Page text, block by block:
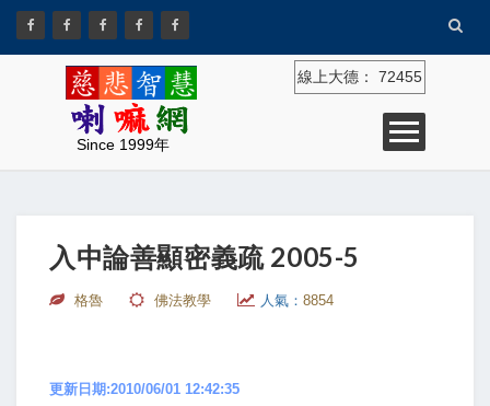
Since 1999年
線上大德： 72455
入中論善顯密義疏 2005-5
格魯 佛法教學 人氣： 8854
更新日期:2010/06/01 12:42:35